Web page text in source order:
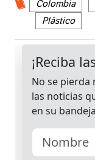
Colombia
Plástico